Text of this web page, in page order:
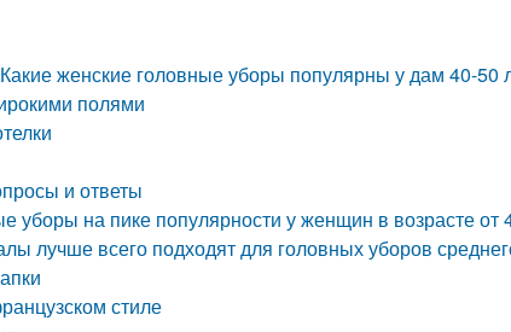
женские головные уборы популярны у дам 40-50
полями
и ответы
уборы на пике популярности у женщин в возрасте от
лучше всего подходят для головных уборов
стиле